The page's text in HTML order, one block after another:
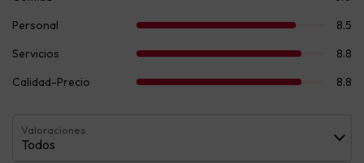
Valoraciones
Todos